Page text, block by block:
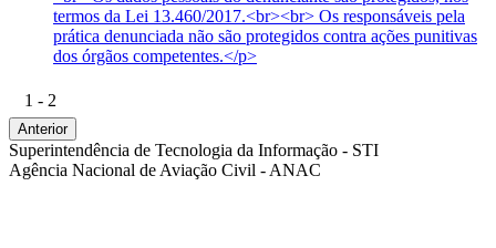
termos da Lei 13.460/2017.<br><br> Os responsáveis pela
prática denunciada não são protegidos contra ações punitivas
dos órgãos competentes.</p>
1 - 2
Anterior
Superintendência de Tecnologia da Informação - STI
Agência Nacional de Aviação Civil - ANAC